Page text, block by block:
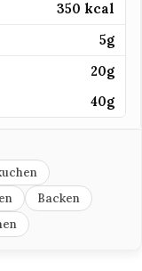
350 kcal
5g
20g
40g
Backen